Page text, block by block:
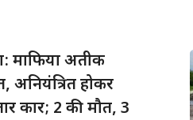
माफिया अतीक
होकर
कार; 2 की मौत, 3